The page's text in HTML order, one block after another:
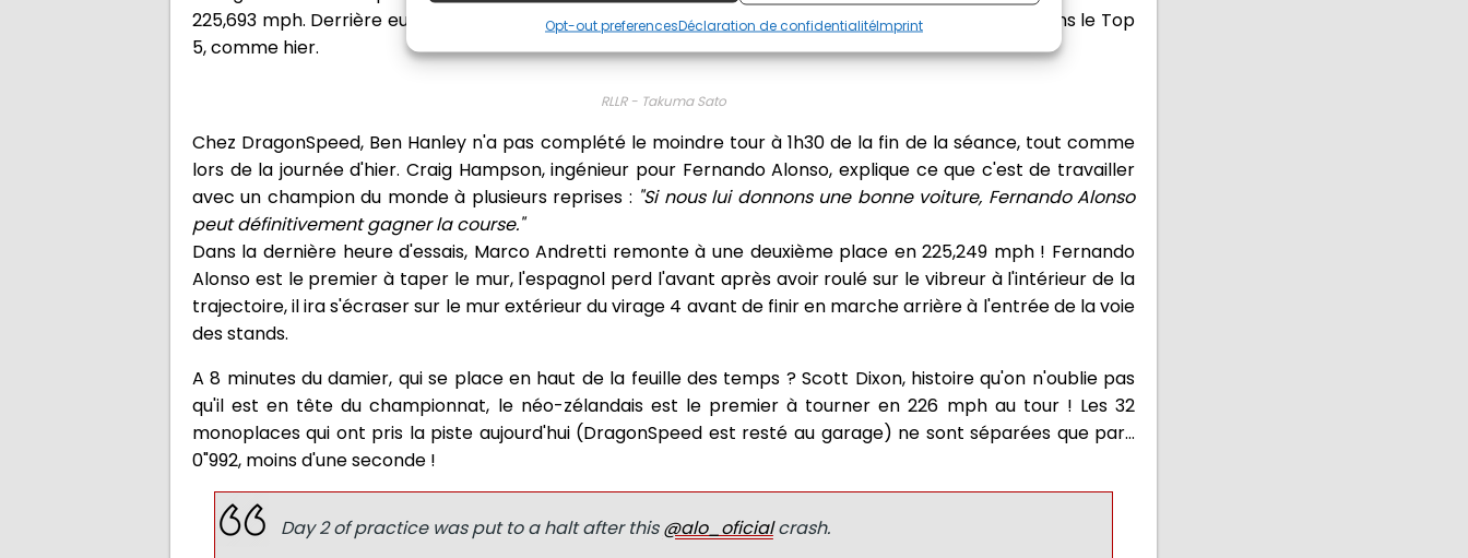
Opt-out preferencesDéclaration de confidentialitéImprint
225,693 mph. Derrière eux, on retrouve Colton Herta, Charlie Kimball et Fernando Alonso, encore dans le Top
5, comme hier.
RLLR - Takuma Sato
Chez DragonSpeed, Ben Hanley n'a pas complété le moindre tour à 1h30 de la fin de la séance, tout comme
lors de la journée d'hier. Craig Hampson, ingénieur pour Fernando Alonso, explique ce que c'est de travailler
avec un champion du monde à plusieurs reprises : "Si nous lui donnons une bonne voiture, Fernando Alonso
peut définitivement gagner la course."
Dans la dernière heure d'essais, Marco Andretti remonte à une deuxième place en 225,249 mph ! Fernando
Alonso est le premier à taper le mur, l'espagnol perd l'avant après avoir roulé sur le vibreur à l'intérieur de la
trajectoire, il ira s'écraser sur le mur extérieur du virage 4 avant de finir en marche arrière à l'entrée de la voie
des stands.
A 8 minutes du damier, qui se place en haut de la feuille des temps ? Scott Dixon, histoire qu'on n'oublie pas
qu'il est en tête du championnat, le néo-zélandais est le premier à tourner en 226 mph au tour ! Les 32
monoplaces qui ont pris la piste aujourd'hui (DragonSpeed est resté au garage) ne sont séparées que par...
0"992, moins d'une seconde !
Day 2 of practice was put to a halt after this@alo_oficialcrash.